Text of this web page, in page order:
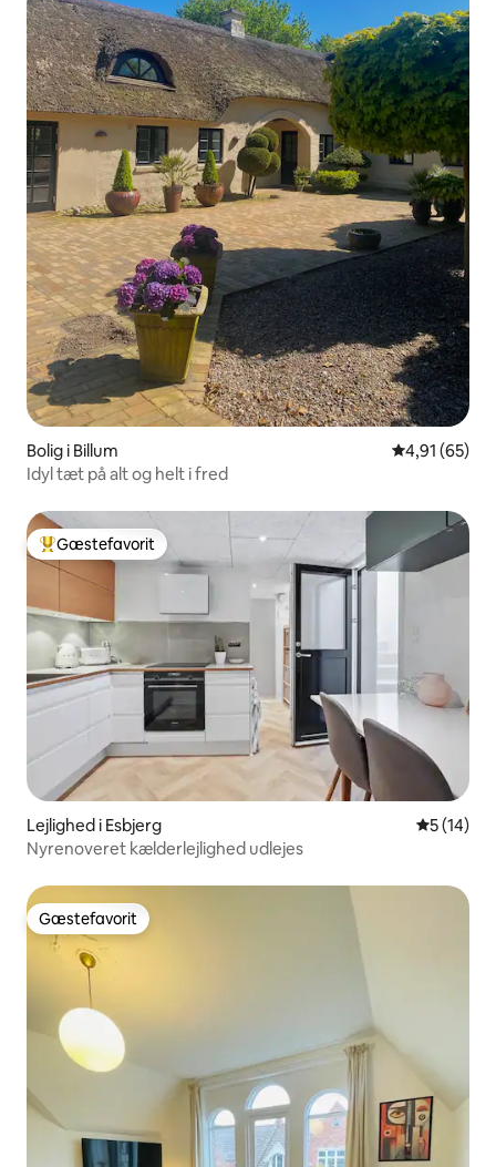
Bolig i Billum 4,91 ud af 5
4,91 (65)
Idyl tæt på alt og helt i fred
Bedste gæstefavorit
Gæstefavorit
Lejlighed i Esbjerg 5 ud af 5 i
5 (14)
Nyrenoveret kælderlejlighed udlejes
Gæstefavorit
Gæstefavorit